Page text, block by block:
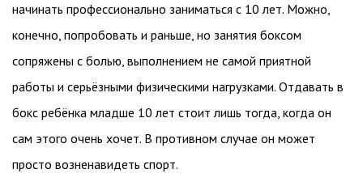
начинать профессионально заниматься с 10 лет. Можно,
конечно, попробовать и раньше, но занятия боксом
сопряжены с болью, выполнением не самой приятной
работы и серьёзными физическими нагрузками. Отдавать в
бокс ребёнка младше 10 лет стоит лишь тогда, когда он
сам этого очень хочет. В противном случае он может
просто возненавидеть спорт.